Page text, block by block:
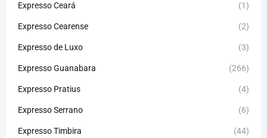
Expresso Ceará (1)
Expresso Cearense (2)
Expresso de Luxo (3)
Expresso Guanabara (266)
Expresso Pratius (4)
Expresso Serrano (6)
Expresso Timbira (44)